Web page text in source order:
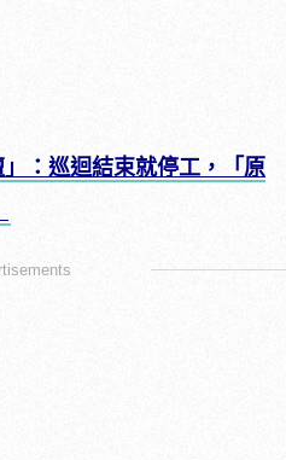
：巡迴結束就停工，「原